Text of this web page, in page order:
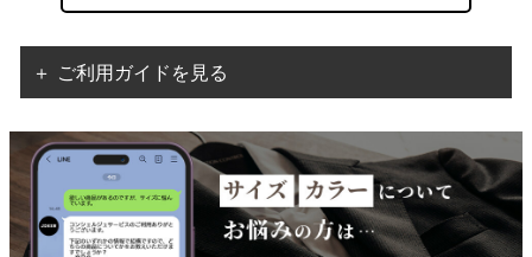
＋ ご利用ガイドを見る